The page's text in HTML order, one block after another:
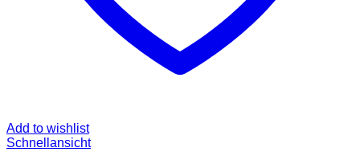
Add to wishlist
Schnellansicht